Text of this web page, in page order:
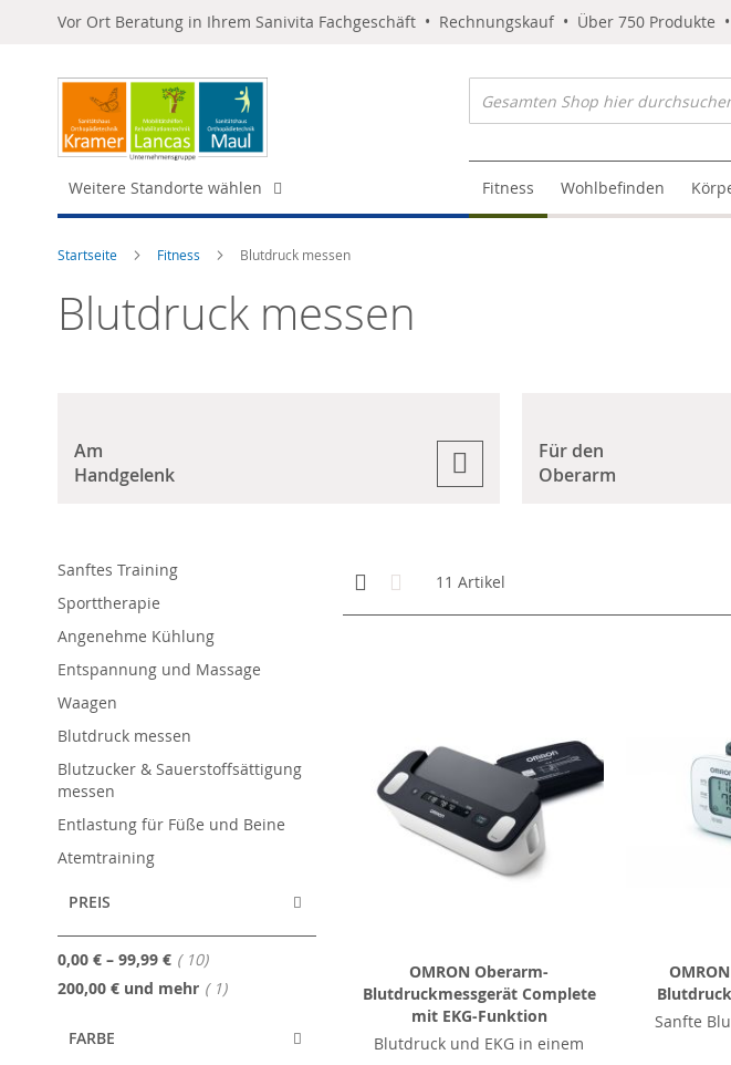
Vor Ort Beratung in Ihrem Sanivita Fachgeschäft • Rechnungskauf • Über 750 Produkte
Weitere Standorte wählen Fitness Wohlbefinden
Startseite Fitness Blutdruck messen
Blutdruck messen
Am
Handgelenk
Für den
Oberarm
Anzeigen
als
Kachelansicht
11 Artikel
OMRON Oberarm-
Blutdruckmessgerät Complete
mit EKG-Funktion
Blutdruck und EKG in einem
Sanfte
Sanftes Training
Sporttherapie
Angenehme Kühlung
Entspannung und Massage
Waagen
Blutdruck messen
Blutzucker & Sauerstoffsättigung
messen
Entlastung für Füße und Beine
Atemtraining
PREIS
0,00 € – 99,99 € 10Artikel
200,00 € und mehr 1Artikel
FARBE